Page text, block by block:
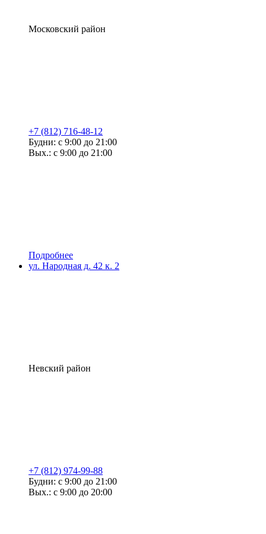
Московский район
+7 (812) 716-48-12
Будни: с 9:00 до 21:00
Вых.: с 9:00 до 21:00
Подробнее
ул. Народная д. 42 к. 2
Невский район
+7 (812) 974-99-88
Будни: с 9:00 до 21:00
Вых.: с 9:00 до 20:00